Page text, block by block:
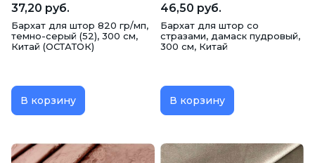
37,20 руб.
Бархат для штор 820 гр/мп,
темно-серый (52), 300 см,
Китай (ОСТАТОК)
В корзину
46,50 руб.
Бархат для штор со
стразами, дамаск пудровый,
300 см, Китай
В корзину